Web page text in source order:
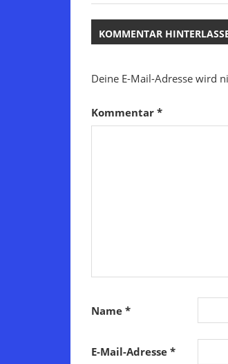
KOMMENTAR
Deine E-Mail-Adresse wird
Kommentar *
Name *
E-Mail-Adresse *